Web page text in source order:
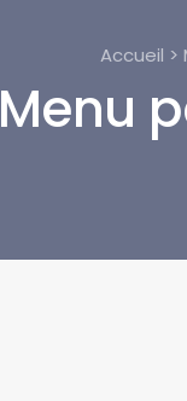
Accueil >
Menu